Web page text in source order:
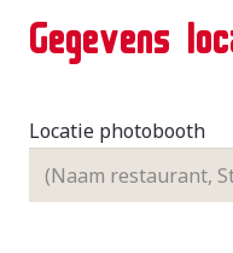
Gegevens
Locatie photobooth